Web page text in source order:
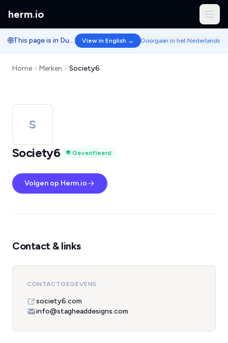
herm.io
🌐 This page is in Dutch. View in English → Doorgaan in het Nederlands
Home Merken Society6
S
Society6
Geverifieerd
Volgen op Herm.io
Contact & links
CONTACTGEGEVENS
society6.com
info@stagheaddesigns.com